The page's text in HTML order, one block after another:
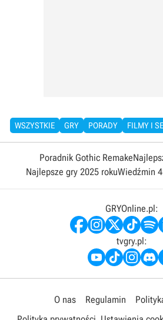
WSZYSTKIE GRY PORADY FILMY I
Poradnik Gothic Remake
Najlepsze gry 2025 rokuWiedźmin 4
GRYOnline.pl:
tvgry.pl:
O nas Regulamin